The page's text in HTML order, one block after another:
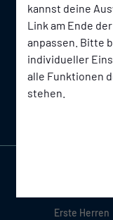
kannst deine
Link am Ende
anpassen. Bitte
individueller
alle Funktionen
stehen.
Erste Herren